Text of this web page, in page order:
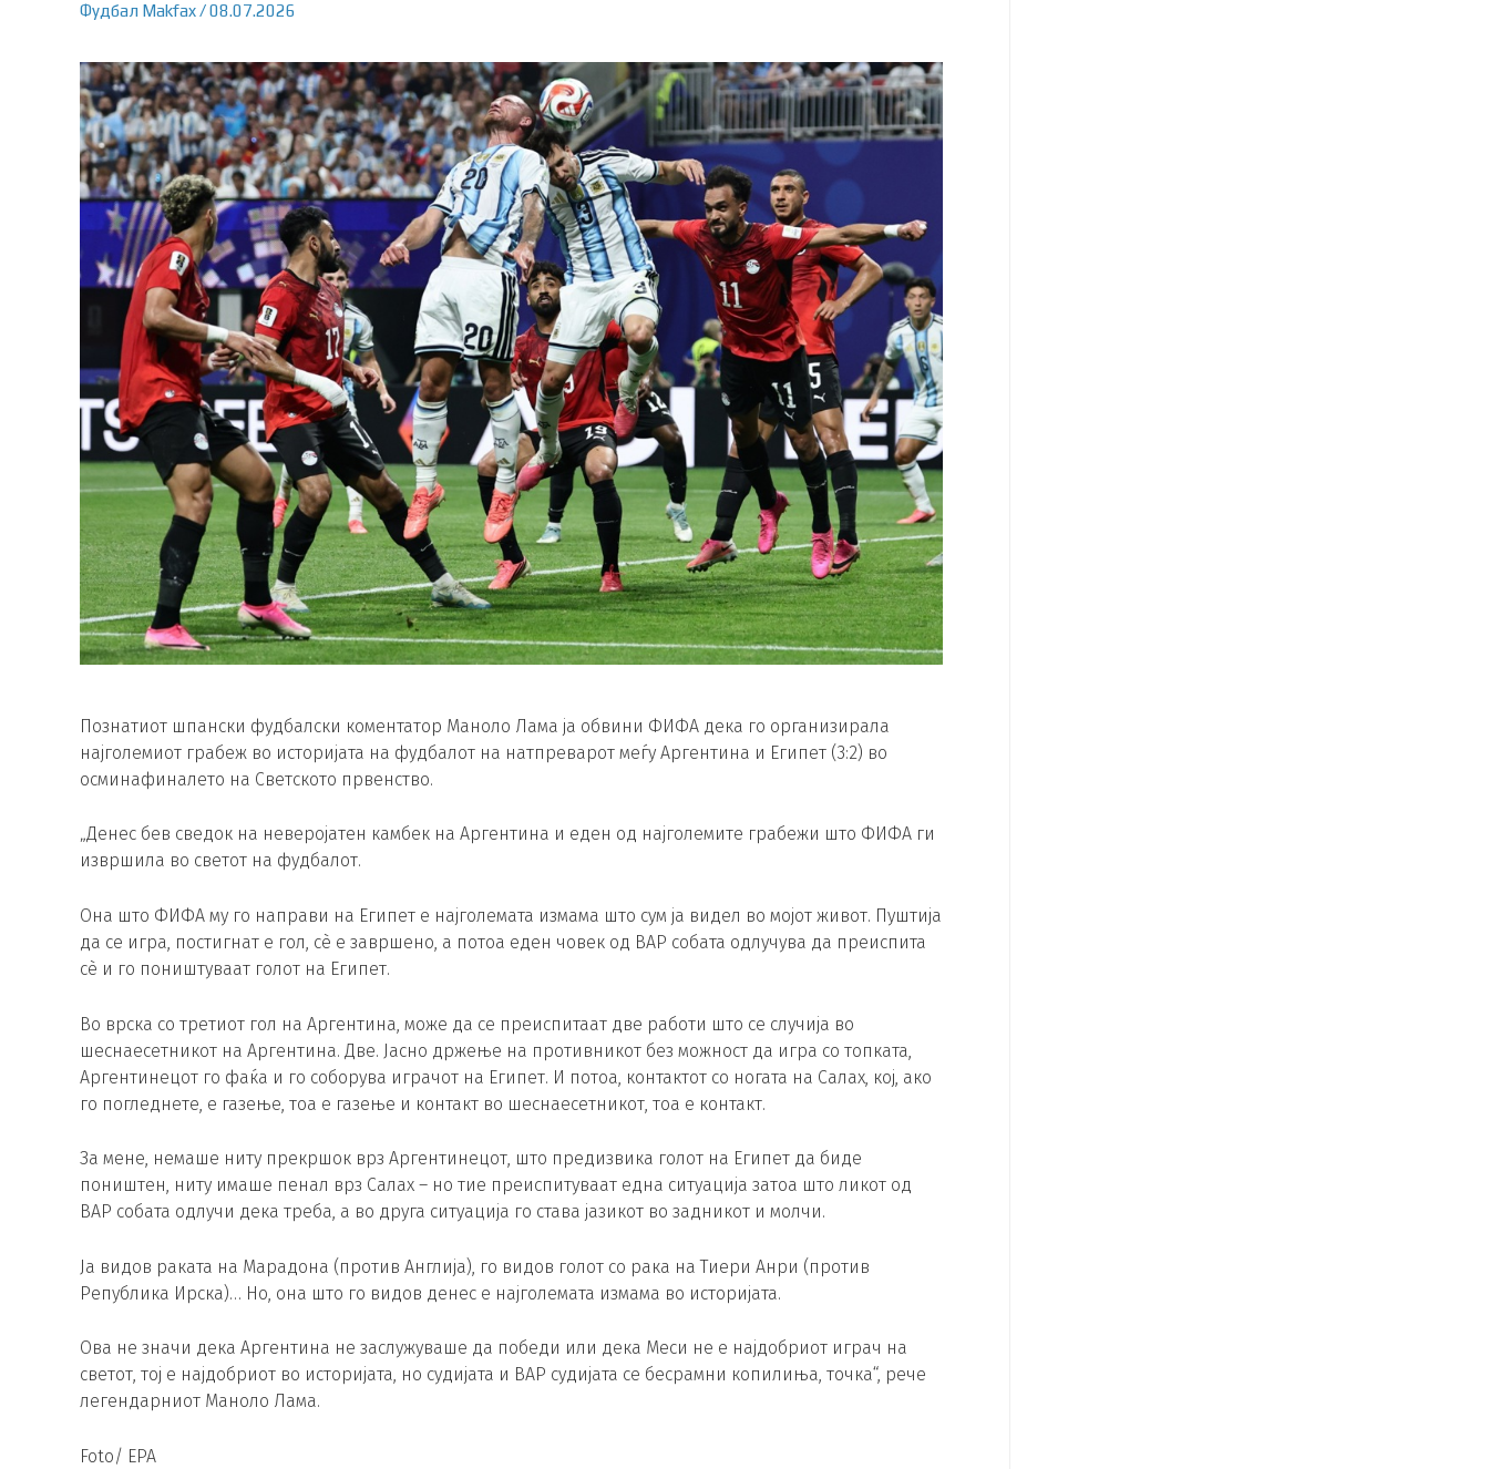
Фудбал Makfax/08.07.2026
Познатиот шпански фудбалски коментатор Маноло Лама ја обвини ФИФА дека го организирала
најголемиот грабеж во историјата на фудбалот на натпреварот меѓу Аргентина и Египет (3:2) во
осминафиналето на Светското првенство.
„Денес бев сведок на неверојатен камбек на Аргентина и еден од најголемите грабежи што ФИФА ги
извршила во светот на фудбалот.
Она што ФИФА му го направи на Египет е најголемата измама што сум ја видел во мојот живот. Пуштија
да се игра, постигнат е гол, сè е завршено, а потоа еден човек од ВАР собата одлучува да преиспита
сè и го поништуваат голот на Египет.
Во врска со третиот гол на Аргентина, може да се преиспитаат две работи што се случија во
шеснаесетникот на Аргентина. Две. Јасно држење на противникот без можност да игра со топката,
Аргентинецот го фаќа и го соборува играчот на Египет. И потоа, контактот со ногата на Салах, кој, ако
го погледнете, е газење, тоа е газење и контакт во шеснаесетникот, тоа е контакт.
За мене, немаше ниту прекршок врз Аргентинецот, што предизвика голот на Египет да биде
поништен, ниту имаше пенал врз Салах – но тие преиспитуваат една ситуација затоа што ликот од
ВАР собата одлучи дека треба, а во друга ситуација го става јазикот во задникот и молчи.
Ја видов раката на Марадона (против Англија), го видов голот со рака на Тиери Анри (против
Република Ирска)… Но, она што го видов денес е најголемата измама во историјата.
Ова не значи дека Аргентина не заслужуваше да победи или дека Меси не е најдобриот играч на
светот, тој е најдобриот во историјата, но судијата и ВАР судијата се бесрамни копилиња, точка“, рече
легендарниот Маноло Лама.
Foto/ EPA